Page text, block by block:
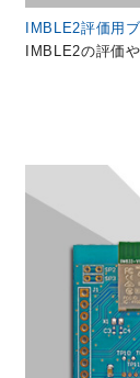
IMBLE2評価用
IMBLE2の評価